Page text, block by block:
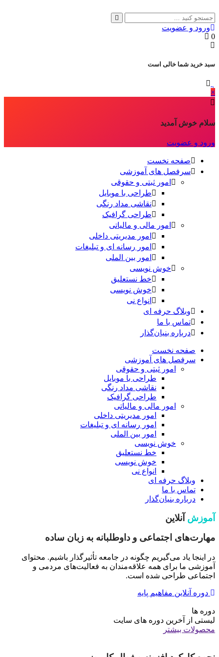
ورود و عضویت
0
سبد خرید شما خالی است
×
سلام خوش آمدید
ورود و عضویت
صفحه نخست
سرفصل های آموزشی
امور ثبتی و حقوقی
طراحی با موبایل
نقاشی مداد رنگی
طراحی گرافیک
امور مالی و مالیاتی
امور مدیریتی داخلی
امور رسانه ای و تبلیغات
امور بین الملی
خوش نویسی
خط نستعلیق
خوش نویسی
انواع نی
وبلاگ حرفه ای
تماس با ما
درباره بنیان‌گذار
صفحه نخست
سرفصل های آموزشی
امور ثبتی و حقوقی
طراحی با موبایل
نقاشی مداد رنگی
طراحی گرافیک
امور مالی و مالیاتی
امور مدیریتی داخلی
امور رسانه ای و تبلیغات
امور بین الملی
خوش نویسی
خط نستعلیق
خوش نویسی
انواع نی
وبلاگ حرفه ای
تماس با ما
درباره بنیان‌گذار
آموزش آنلاین
مهارت‌های اجتماعی و داوطلبانه به زبان ساده
در اینجا یاد می‌گیریم چگونه در جامعه تأثیرگذار باشیم. محتوای
آموزشی ما برای همه علاقه‌مندان به فعالیت‌های مردمی و
اجتماعی طراحی شده است.
دوره آنلاین مفاهیم پایه
دوره ها
لیستی از آخرین دوره های سایت
محصولات بیشتر